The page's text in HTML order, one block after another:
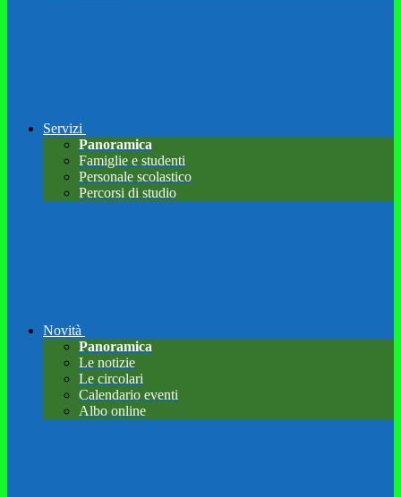
Servizi
Panoramica
Famiglie e studenti
Personale scolastico
Percorsi di studio
Novità
Panoramica
Le notizie
Le circolari
Calendario eventi
Albo online